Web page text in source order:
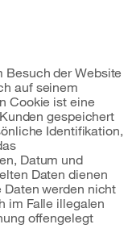
Besuch der Website
auf seinem
Cookie ist eine
gespeichert
Identifikation,
Datum und
Daten dienen
werden nicht
im Falle illegalen
offengelegt